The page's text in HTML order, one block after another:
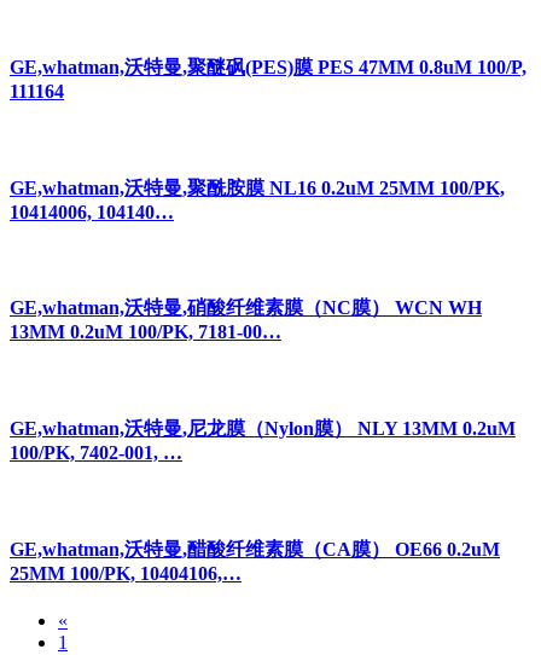
GE,whatman,沃特曼,聚醚砜(PES)膜 PES 47MM 0.8uM 100/P,
111164
GE,whatman,沃特曼,聚酰胺膜 NL16 0.2uM 25MM 100/PK,
10414006, 104140…
GE,whatman,沃特曼,硝酸纤维素膜（NC膜） WCN WH
13MM 0.2uM 100/PK, 7181-00…
GE,whatman,沃特曼,尼龙膜（Nylon膜） NLY 13MM 0.2uM
100/PK, 7402-001, …
GE,whatman,沃特曼,醋酸纤维素膜（CA膜） OE66 0.2uM
25MM 100/PK, 10404106,…
«
1